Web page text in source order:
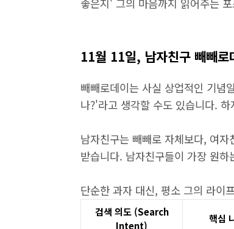
좋은지' 그의 마음까지 읽어주는
11월 11일, 남자친구 빼빼
빼빼로데이는 사실 상업적인 기념
나?'라고 생각할 수도 있습니다.
남자친구는 빼빼로 자체보다, 여
받습니다. 남자친구들이 가장 원
단순한 과자 대신, 평소 그의 라이
검색 의도 (Search
Intent)
핵심